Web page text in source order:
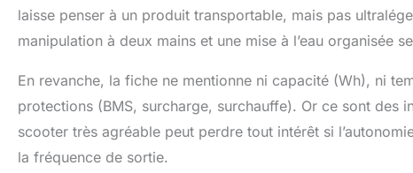
laisse penser à un produit transportable, mais pas
manipulation à deux mains et une mise à l’eau organisée
En revanche, la fiche ne mentionne ni capacité (Wh), ni
protections (BMS, surcharge, surchauffe). Or ce sont des
scooter très agréable peut perdre tout intérêt si
la fréquence de sortie.